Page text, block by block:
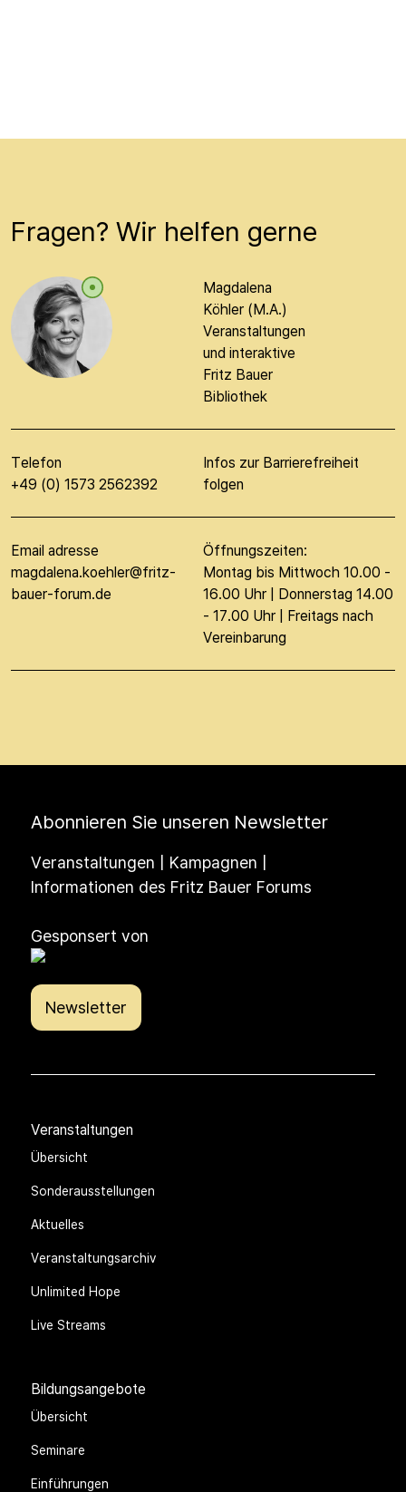
Fragen? Wir helfen gerne
Magdalena
Köhler (M.A.)
Veranstaltungen
und interaktive
Fritz Bauer
Bibliothek
Telefon
+49 (0) 1573 2562392
Infos zur Barrierefreiheit
folgen
Email adresse
magdalena.koehler@fritz-
bauer-forum.de
Öffnungszeiten:
Montag bis Mittwoch 10.00 -
16.00 Uhr | Donnerstag 14.00
- 17.00 Uhr | Freitags nach
Vereinbarung
Abonnieren Sie unseren Newsletter
Veranstaltungen | Kampagnen |
Informationen des Fritz Bauer Forums
Gesponsert von
Newsletter
Veranstaltungen
Übersicht
Sonderausstellungen
Aktuelles
Veranstaltungsarchiv
Unlimited Hope
Live Streams
Bildungsangebote
Übersicht
Seminare
Einführungen